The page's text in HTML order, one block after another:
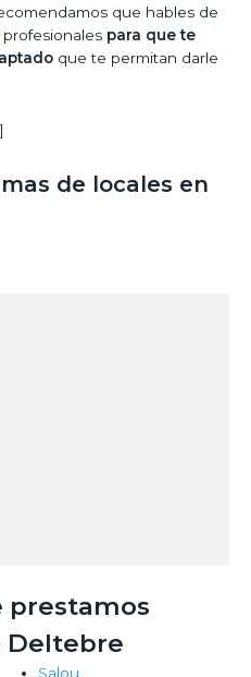
que hables de
para que te
que te permitan darle
de locales en
prestamos
Deltebre
Salou